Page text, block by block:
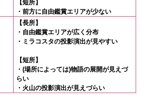
【短所】
・前方に自由鑑賞エリアが少ない
【長所】
・自由鑑賞エリアが広く分布
・ミラコスタの投影演出が見やすい
【短所】
・(場所によっては)物語の展開が見えづ
らい
・火山の投影演出が見えづらい